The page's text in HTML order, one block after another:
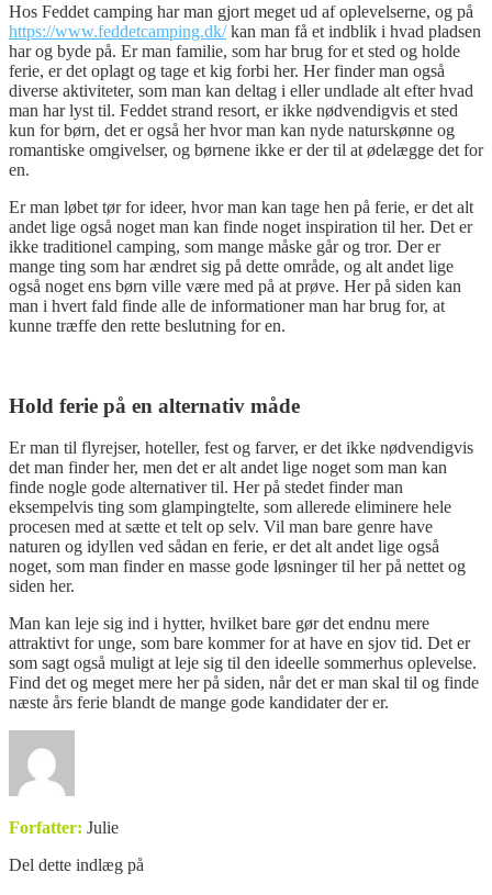
Hos Feddet camping har man gjort meget ud af oplevelserne, og på
https://www.feddetcamping.dk/kan man få et indblik i hvad pladsen
har og byde på. Er man familie, som har brug for et sted og holde
ferie, er det oplagt og tage et kig forbi her. Her finder man også
diverse aktiviteter, som man kan deltag i eller undlade alt efter hvad
man har lyst til. Feddet strand resort, er ikke nødvendigvis et sted
kun for børn, det er også her hvor man kan nyde naturskønne og
romantiske omgivelser, og børnene ikke er der til at ødelægge det for
en.
Er man løbet tør for ideer, hvor man kan tage hen på ferie, er det alt
andet lige også noget man kan finde noget inspiration til her. Det er
ikke traditionel camping, som mange måske går og tror. Der er
mange ting som har ændret sig på dette område, og alt andet lige
også noget ens børn ville være med på at prøve. Her på siden kan
man i hvert fald finde alle de informationer man har brug for, at
kunne træffe den rette beslutning for en.
Hold ferie på en alternativ måde
Er man til flyrejser, hoteller, fest og farver, er det ikke nødvendigvis
det man finder her, men det er alt andet lige noget som man kan
finde nogle gode alternativer til. Her på stedet finder man
eksempelvis ting som glampingtelte, som allerede eliminere hele
procesen med at sætte et telt op selv. Vil man bare genre have
naturen og idyllen ved sådan en ferie, er det alt andet lige også
noget, som man finder en masse gode løsninger til her på nettet og
siden her.
Man kan leje sig ind i hytter, hvilket bare gør det endnu mere
attraktivt for unge, som bare kommer for at have en sjov tid. Det er
som sagt også muligt at leje sig til den ideelle sommerhus oplevelse.
Find det og meget mere her på siden, når det er man skal til og finde
næste års ferie blandt de mange gode kandidater der er.
Forfatter: Julie
Del dette indlæg på